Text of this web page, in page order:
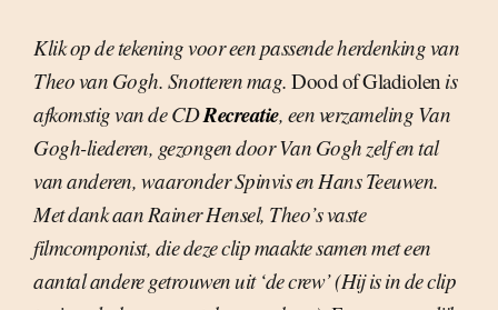
Klik op de tekening voor een passende herdenking van
Theo van Gogh. Snotteren mag. Dood of Gladiolen is
afkomstig van de CDRecreatie, een verzameling Van
Gogh-liederen, gezongen door Van Gogh zelf en tal
van anderen, waaronder Spinvis en Hans Teeuwen.
Met dank aan Rainer Hensel, Theo’s vaste
filmcomponist, die deze clip maakte samen met een
aantal andere getrouwen uit ‘de crew’ (Hij is in de clip